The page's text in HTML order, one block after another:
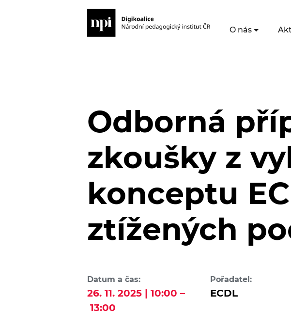
O nás
Odborná
zkoušky z
konceptu
ztížených
Datum a čas:
26. 11. 2025 | 10:00 –
13:00
Pořadatel:
ECDL